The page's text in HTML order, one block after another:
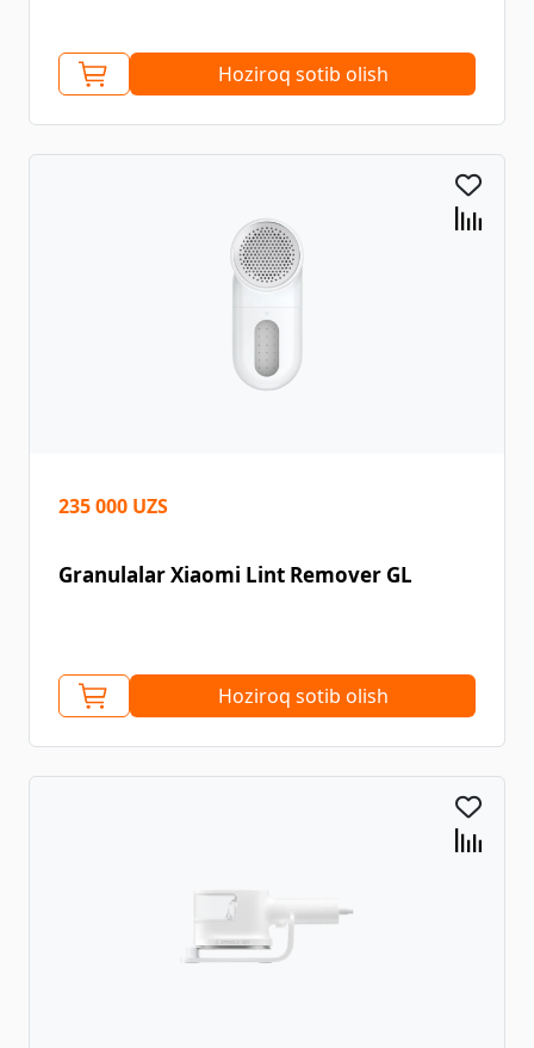
Hoziroq sotib olish
235 000 UZS
Granulalar Xiaomi Lint Remover GL
Hoziroq sotib olish